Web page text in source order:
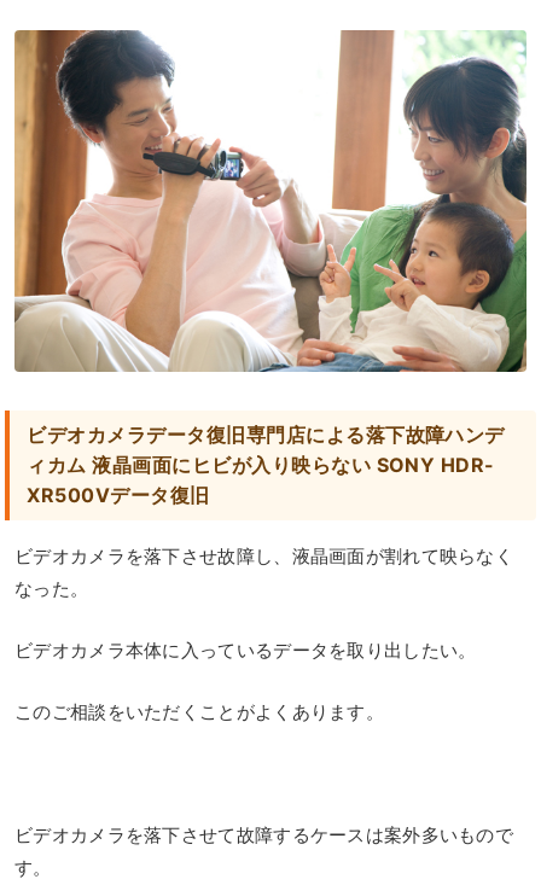
ビデオカメラデータ復旧専門店による落下故障ハンデ
ィカム 液晶画面にヒビが入り映らない SONY HDR-
XR500Vデータ復旧
ビデオカメラを落下させ故障し、液晶画面が割れて映らなく
なった。
ビデオカメラ本体に入っているデータを取り出したい。
このご相談をいただくことがよくあります。
ビデオカメラを落下させて故障するケースは案外多いもので
す。